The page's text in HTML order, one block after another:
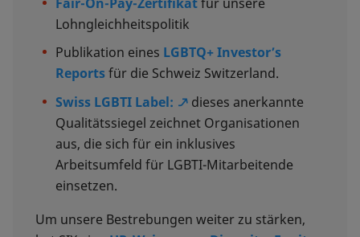
Lohngleichheitspolitik
Publikation eines LGBTQ+ Investor’s
Reportsfür die Schweiz Switzerland.
Swiss LGBTI Label:
dieses anerkannte
Qualitätssiegel zeichnet Organisationen
aus, die sich für ein inklusives
Arbeitsumfeld für LGBTI-Mitarbeitende
einsetzen.
Um unsere Bestrebungen weiter zu stärken,